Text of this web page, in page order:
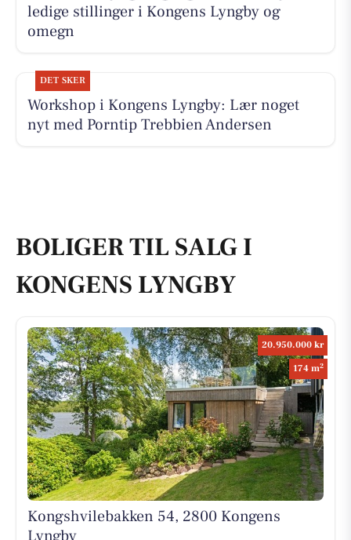
ledige stillinger i Kongens Lyngby og
omegn
DET SKER
Workshop i Kongens Lyngby: Lær noget
nyt med Porntip Trebbien Andersen
BOLIGER TIL SALG I
KONGENS LYNGBY
20.950.000 kr
174 m2
Kongshvilebakken 54, 2800 Kongens